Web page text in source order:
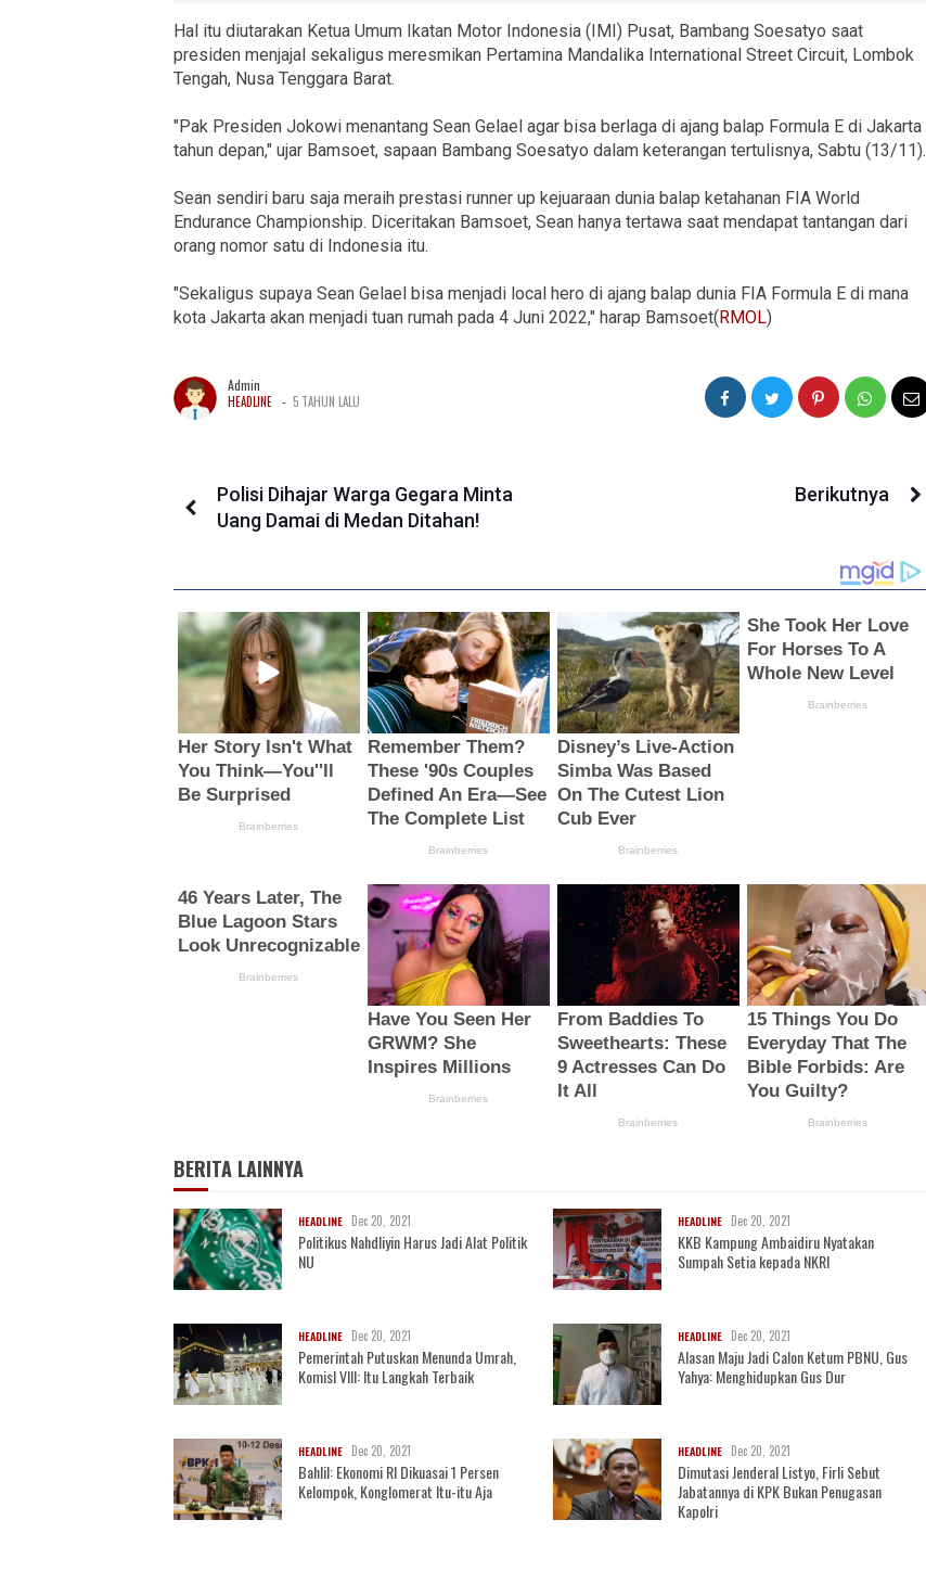
Hal itu diutarakan Ketua Umum Ikatan Motor Indonesia (IMI) Pusat, Bambang Soesatyo saat
presiden menjajal sekaligus meresmikan Pertamina Mandalika International Street Circuit, Lombok
Tengah, Nusa Tenggara Barat.
"Pak Presiden Jokowi menantang Sean Gelael agar bisa berlaga di ajang balap Formula E di Jakarta
tahun depan," ujar Bamsoet, sapaan Bambang Soesatyo dalam keterangan tertulisnya, Sabtu (13/11).
Sean sendiri baru saja meraih prestasi runner up kejuaraan dunia balap ketahanan FIA World
Endurance Championship. Diceritakan Bamsoet, Sean hanya tertawa saat mendapat tantangan dari
orang nomor satu di Indonesia itu.
"Sekaligus supaya Sean Gelael bisa menjadi local hero di ajang balap dunia FIA Formula E di mana
kota Jakarta akan menjadi tuan rumah pada 4 Juni 2022," harap Bamsoet(RMOL)
Admin
HEADLINE - 5 TAHUN LALU
Polisi Dihajar Warga Gegara Minta
Uang Damai di Medan Ditahan!
Berikutnya
BERITA LAINNYA
HEADLINE Dec 20, 2021
Politikus Nahdliyin Harus Jadi Alat Politik
NU
HEADLINE Dec 20, 2021
KKB Kampung Ambaidiru Nyatakan
Sumpah Setia kepada NKRI
HEADLINE Dec 20, 2021
Pemerintah Putuskan Menunda Umrah,
KomisI VIII: Itu Langkah Terbaik
HEADLINE Dec 20, 2021
Alasan Maju Jadi Calon Ketum PBNU, Gus
Yahya: Menghidupkan Gus Dur
HEADLINE Dec 20, 2021
Bahlil: Ekonomi RI Dikuasai 1 Persen
Kelompok, Konglomerat Itu-itu Aja
HEADLINE Dec 20, 2021
Dimutasi Jenderal Listyo, Firli Sebut
Jabatannya di KPK Bukan Penugasan
Kapolri